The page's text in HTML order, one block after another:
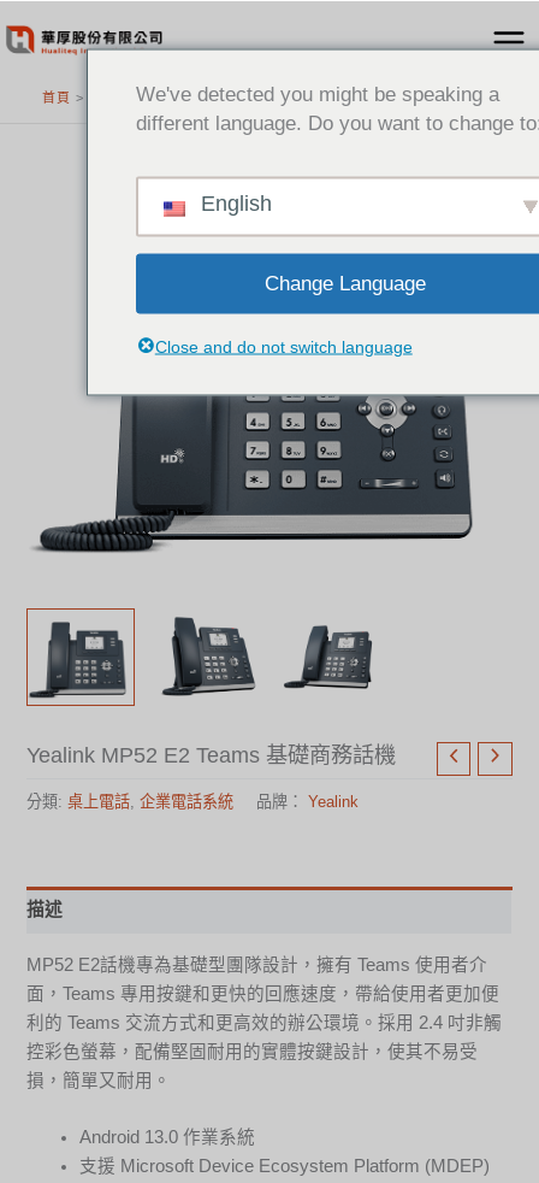
至
首頁 > 精選產品
Yealink MP52 E2 Teams 基礎商務話機
分類:桌上電話 ,企業電話系統 品牌：Yealink
描述
MP52 E2話機專為基礎型團隊設計，擁有 Teams 使用者介
面，Teams 專用按鍵和更快的回應速度，帶給使用者更加便
利的 Teams 交流方式和更高效的辦公環境。採用 2.4 吋非觸
控彩色螢幕，配備堅固耐用的實體按鍵設計，使其不易受
損，簡單又耐用。
Android 13.0 作業系統
支援 Microsoft Device Ecosystem Platform (MDEP)
We've detected you might be speaking a
different language. Do you want to change
English
Change Language
Close and do not switch language